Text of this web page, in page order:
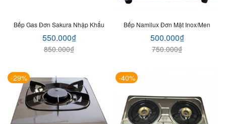
Bếp Gas Đơn Sakura Nhập Khẩu
850.000₫
550.000₫
Bếp Namilux Đơn Mặt Inox/Men
750.000₫
500.000₫
-29% -40%